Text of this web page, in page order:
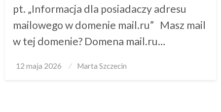
pt. „Informacja dla posiadaczy adresu
mailowego w domenie mail.ru” Masz mail
w tej domenie? Domena mail.ru…
Posted
12 maja 2026 Marta Szczecin